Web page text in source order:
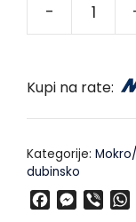
-
Kupi na rate:
Kategorije:
dubinsko
M